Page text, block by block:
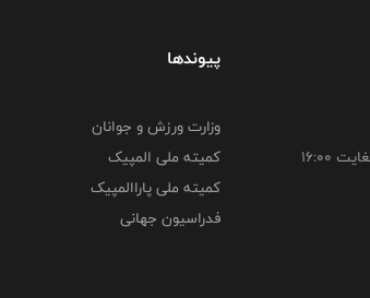
پیوندها
وزارت ورزش و جوانان
کمیته ملی المپیک
کمیته ملی پاراالمپیک
فدراسیون جهانی